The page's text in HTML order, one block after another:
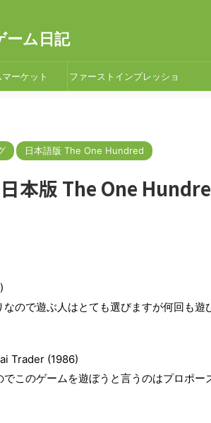
ーム日記
ーケット ファーストインプレッショ
日本語版 The One Hundred
本版 The One
ので遊ぶ人はとても選びますが何回も遊
Trader (1986)
このゲームを遊ぼうと言うのはプロポー